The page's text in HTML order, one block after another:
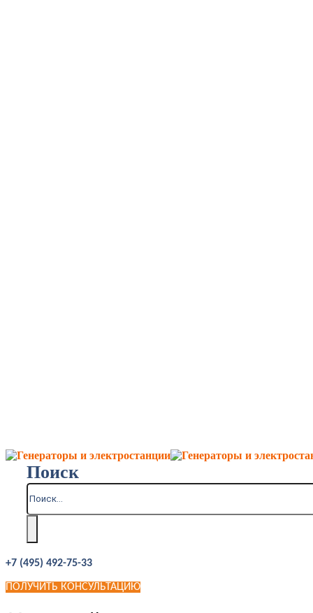
Поиск
+7 (495) 492-75-33
ПОЛУЧИТЬ КОНСУЛЬТАЦИЮ